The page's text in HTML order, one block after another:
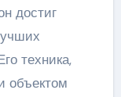
достиг
техника,
объектом